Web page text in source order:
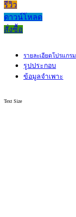
รีวิว
ดาวน์โหลด
สั่งซื้อ
รายละเอียดโปรแกรม
รูปประกอบ
ข้อมูลจำเพาะ
Text Size